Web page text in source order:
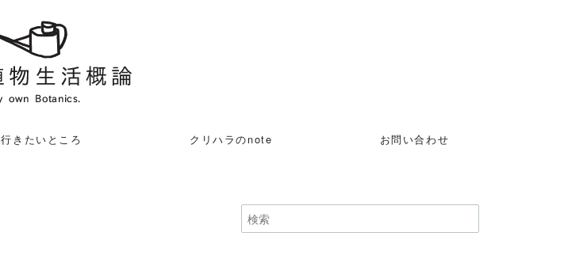
行きたいところ クリハラのnote お問い合わせ